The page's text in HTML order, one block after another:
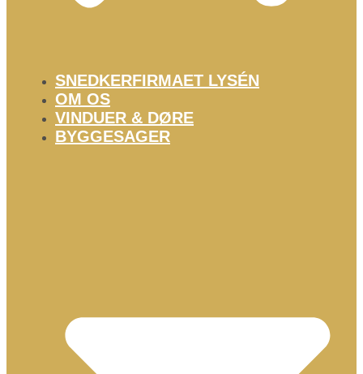
SNEDKERFIRMAET LYSÉN
OM OS
VINDUER & DØRE
BYGGESAGER